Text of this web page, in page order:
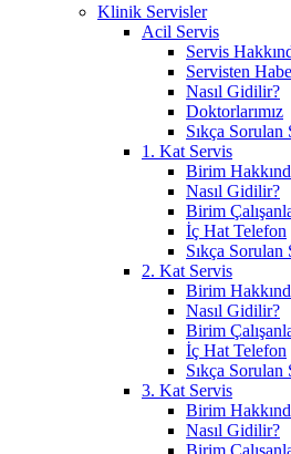
Klinik Servisler
Acil Servis
Servis
Servisten
Nasıl Gidilir?
Doktorlarımız
Sıkça Sorulan
1. Kat Servis
Birim
Nasıl Gidilir?
Birim
İç Hat Telefon
Sıkça Sorulan
2. Kat Servis
Birim
Nasıl Gidilir?
Birim
İç Hat Telefon
Sıkça Sorulan
3. Kat Servis
Birim
Nasıl Gidilir?
Birim